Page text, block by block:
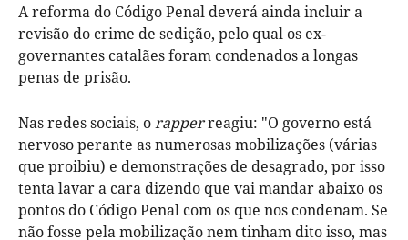
A reforma do Código Penal deverá ainda incluir a
revisão do crime de sedição, pelo qual os ex-
governantes catalães foram condenados a longas
penas de prisão.
Nas redes sociais, orapperreagiu: "O governo está
nervoso perante as numerosas mobilizações (várias
que proibiu) e demonstrações de desagrado, por isso
tenta lavar a cara dizendo que vai mandar abaixo os
pontos do Código Penal com os que nos condenam. Se
não fosse pela mobilização nem tinham dito isso, mas